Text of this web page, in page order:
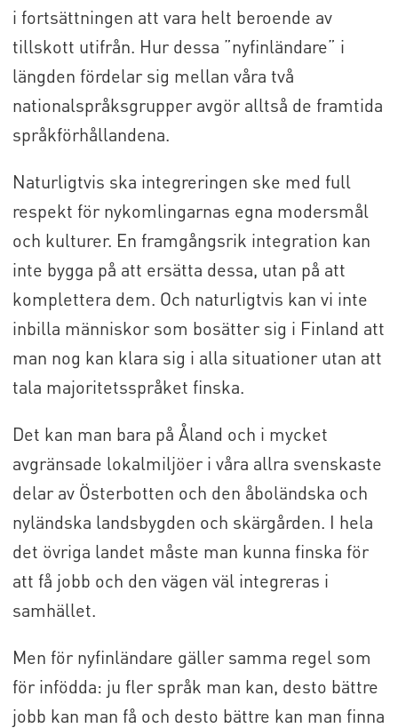
i fortsättningen att vara helt beroende av
tillskott utifrån. Hur dessa ”nyfinländare” i
längden fördelar sig mellan våra två
nationalspråksgrupper avgör alltså de framtida
språkförhållandena.
Naturligtvis ska integreringen ske med full
respekt för nykomlingarnas egna modersmål
och kulturer. En framgångsrik integration kan
inte bygga på att ersätta dessa, utan på att
komplettera dem. Och naturligtvis kan vi inte
inbilla människor som bosätter sig i Finland att
man nog kan klara sig i alla situationer utan att
tala majoritetsspråket finska.
Det kan man bara på Åland och i mycket
avgränsade lokalmiljöer i våra allra svenskaste
delar av Österbotten och den åboländska och
nyländska landsbygden och skärgården. I hela
det övriga landet måste man kunna finska för
att få jobb och den vägen väl integreras i
samhället.
Men för nyfinländare gäller samma regel som
för infödda: ju fler språk man kan, desto bättre
jobb kan man få och desto bättre kan man finna